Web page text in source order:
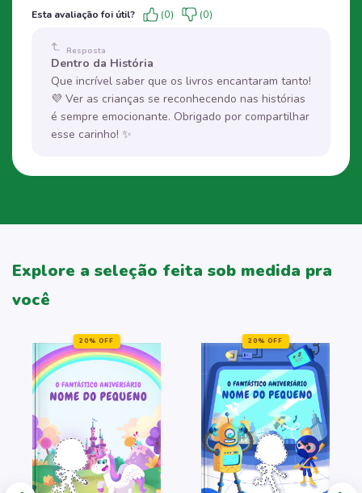
Esta avaliação foi útil? (0) (0)
Resposta
Dentro da História
Que incrível saber que os livros encantaram tanto!
💜 Ver as crianças se reconhecendo nas histórias
é sempre emocionante. Obrigado por compartilhar
esse carinho! ✨
Explore a seleção feita sob medida pra
você
20% OFF 20% OFF